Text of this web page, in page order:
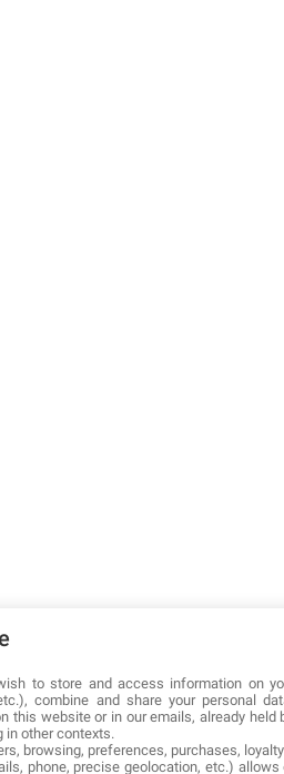
to store and access information on
combine and share your personal
this website or in our emails, already held
in other contexts.
browsing, preferences, purchases,
phone, precise geolocation, etc.) allows